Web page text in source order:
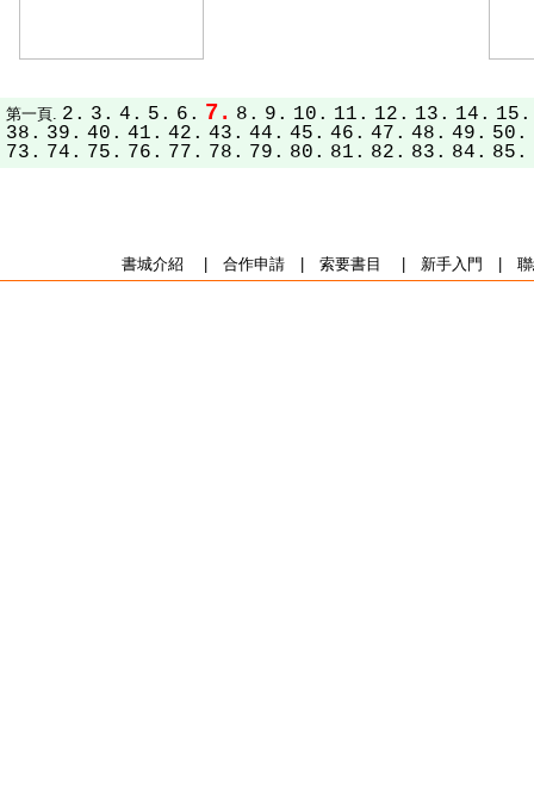
第一頁. 2. 3. 4. 5. 6. 7. 8. 9. 10. 11. 12. 13. 14. 15.
38. 39. 40. 41. 42. 43. 44. 45. 46. 47. 48. 49. 50.
73. 74. 75. 76. 77. 78. 79. 80. 81. 82. 83. 84. 85.
書城介紹 合作申請| 索要書目 新手入門